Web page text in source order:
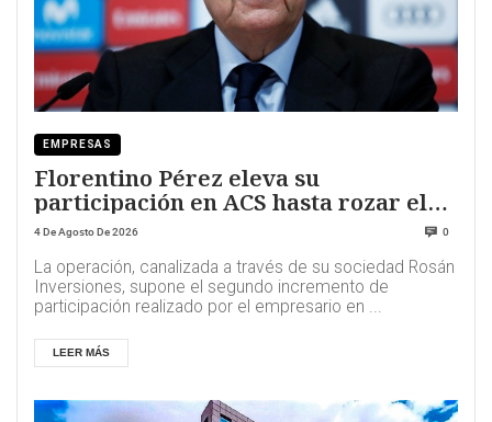
EMPRESAS
Florentino Pérez eleva su
participación en ACS hasta rozar el
15%
4 De Agosto De 2026 0
La operación, canalizada a través de su sociedad Rosán
Inversiones, supone el segundo incremento de
participación realizado por el empresario en ...
LEER MÁS